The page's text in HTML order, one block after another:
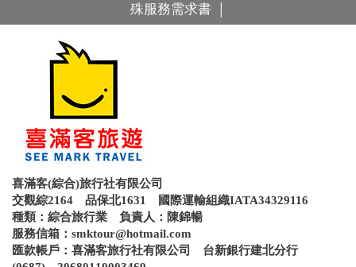
殊服務需求書
喜滿客(綜合)旅行社有限公司
交觀綜2164 品保北1631 國際運輸組織IATA34329116
種類：綜合旅行業 負責人：陳錦暢
服務信箱： smktour@hotmail.com
匯款帳戶：喜滿客旅行社有限公司 台新銀行建北分行